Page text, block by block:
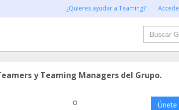
¿Quieres ayudar a Teaming? Accede
Buscar
y Teaming Managers del Grupo.
o Únete